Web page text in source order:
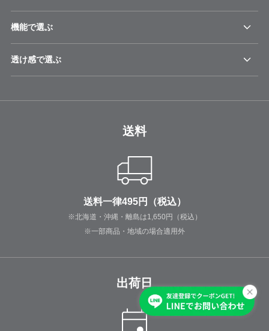
機能で選ぶ
透け感で選ぶ
送料
送料一律495円（税込）
※北海道・沖縄・離島は1,650円（税込）
※一部商品・地域の場合適用外
出荷日